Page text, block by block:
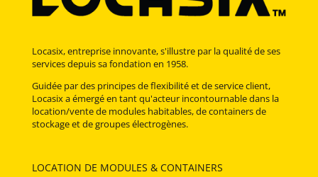
Locasix, entreprise innovante, s'illustre par la qualité de ses
services depuis sa fondation en 1958.
Guidée par des principes de flexibilité et de service client,
Locasix a émergé en tant qu'acteur incontournable dans la
location/vente de modules habitables, de containers de
stockage et de groupes électrogènes.
LOCATION DE MODULES & CONTAINERS